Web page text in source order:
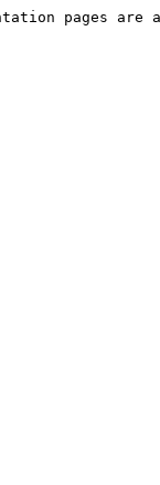
pages are